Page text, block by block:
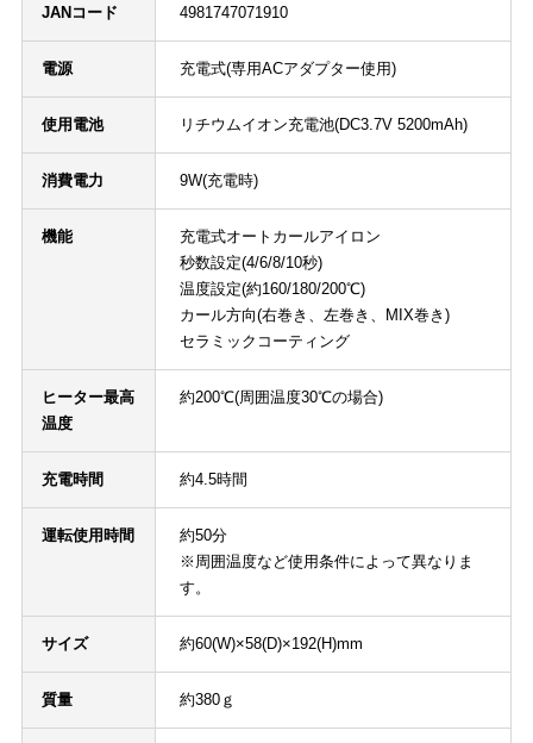
JANコード 4981747071910
電源 充電式(専用ACアダプター使用)
使用電池 リチウムイオン充電池(DC3.7V 5200mAh)
消費電力 9W(充電時)
機能
充電式オートカールアイロン
秒数設定(4/6/8/10秒)
温度設定(約160/180/200℃)
カール方向(右巻き、左巻き、MIX巻き)
セラミックコーティング
ヒーター最高
温度
約200℃(周囲温度30℃の場合)
充電時間 約4.5時間
運転使用時間
約50分
※周囲温度など使用条件によって異なりま
す。
サイズ 約60(W)×58(D)×192(H)mm
質量 約380ｇ